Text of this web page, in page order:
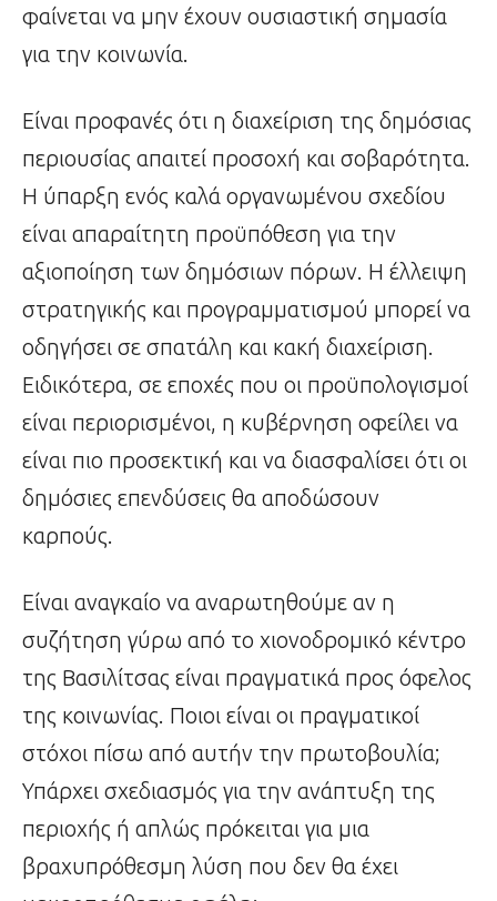
φαίνεται να μην έχουν ουσιαστική σημασία
για την κοινωνία.
Είναι προφανές ότι η διαχείριση της δημόσιας
περιουσίας απαιτεί προσοχή και σοβαρότητα.
Η ύπαρξη ενός καλά οργανωμένου σχεδίου
είναι απαραίτητη προϋπόθεση για την
αξιοποίηση των δημόσιων πόρων. Η έλλειψη
στρατηγικής και προγραμματισμού μπορεί να
οδηγήσει σε σπατάλη και κακή διαχείριση.
Ειδικότερα, σε εποχές που οι προϋπολογισμοί
είναι περιορισμένοι, η κυβέρνηση οφείλει να
είναι πιο προσεκτική και να διασφαλίσει ότι οι
δημόσιες επενδύσεις θα αποδώσουν
καρπούς.
Είναι αναγκαίο να αναρωτηθούμε αν η
συζήτηση γύρω από το χιονοδρομικό κέντρο
της Βασιλίτσας είναι πραγματικά προς όφελος
της κοινωνίας. Ποιοι είναι οι πραγματικοί
στόχοι πίσω από αυτήν την πρωτοβουλία;
Υπάρχει σχεδιασμός για την ανάπτυξη της
περιοχής ή απλώς πρόκειται για μια
βραχυπρόθεσμη λύση που δεν θα έχει